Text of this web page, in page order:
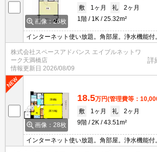
画像：26枚
敷
1ヶ月 礼
2ヶ月
1階
1K 25.32m²
インターネット使い放題。角部屋。浄水機能付
スポーザー付き！お問い合わせはエイブルネ
で☆彡06-4790-2228！！
株式会社スペースアドバンス エイブルネットワ
ーク天満橋店
情報更新日 2026/08/09
詳
画像：28枚
18.5万円(管理費等：
敷
1ヶ月 礼
2ヶ月
9階
2K 43.51m²
インターネット使い放題。角部屋。浄水機能付
合せは、ｴｲﾌﾞﾙﾈｯﾄﾜｰｸ天満橋店迄!06-4790-